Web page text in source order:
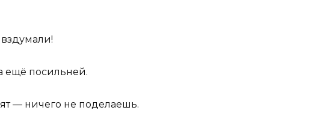
ещё посильней.
— ничего не поделаешь.